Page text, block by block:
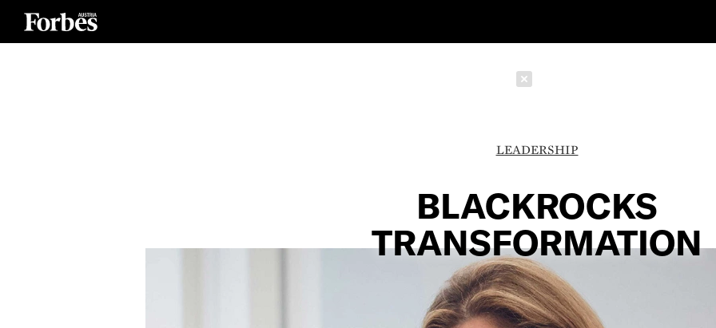
LEADERSHIP
BLACKROCKS
TRANSFORMATION